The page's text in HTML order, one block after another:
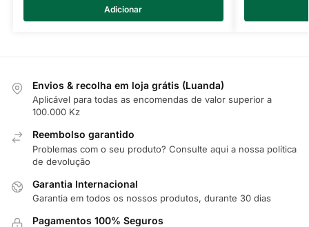
Adicionar
Envios & recolha em loja grátis (Luanda)
Aplicável para todas as encomendas de valor superior a
100.000 Kz
Reembolso garantido
Problemas com o seu produto? Consulte aqui a nossa política
de devolução
Garantia Internacional
Garantia em todos os nossos produtos, durante 30 dias
Pagamentos 100% Seguros